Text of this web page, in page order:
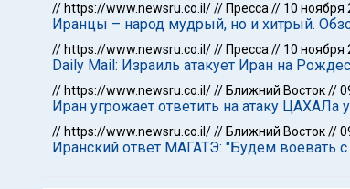
// https://www.newsru.co.il/// Пресса // 10 ноября
Иранцы – народ мудрый, но и хитрый.
// https://www.newsru.co.il/// Пресса // 10 ноября
Daily Mail: Израиль атакует Иран на
// https://www.newsru.co.il/// Ближний Восток//
Иран угрожает ответить на атаку ЦАХАЛа
// https://www.newsru.co.il/// Ближний Восток//
Иранский ответ МАГАТЭ: "Будем воевать